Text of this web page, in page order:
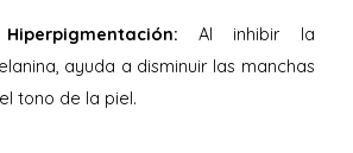
Al inhibir la
ayuda a disminuir las manchas
tono de la piel.